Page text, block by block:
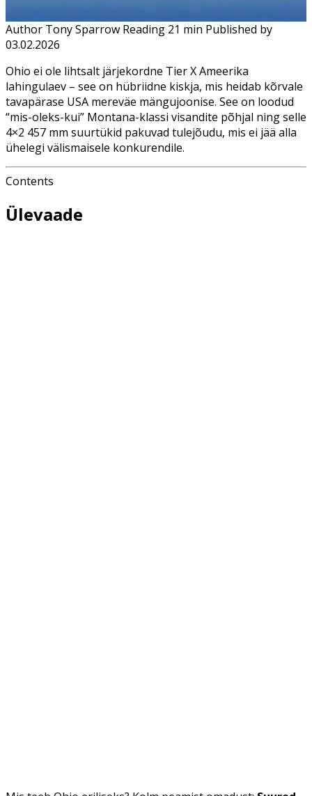
Author Tony Sparrow Reading 21 min Published by
03.02.2026
Ohio ei ole lihtsalt järjekordne Tier X Ameerika
lahingulaev – see on hübriidne kiskja, mis heidab kõrvale
tavapärase USA mereväe mängujoonise. See on loodud
“mis-oleks-kui” Montana-klassi visandite põhjal ning selle
4×2 457 mm suurtükid pakuvad tulejõudu, mis ei jää alla
ühelegi välismaisele konkurendile.
Contents
Ülevaade